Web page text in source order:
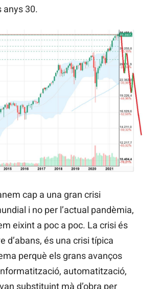
anys 30.
cap a una gran crisi
i no per l’actual pandèmia,
eixint a poc a poc. La crisi és
d’abans, és una crisi típica
perquè els grans avanços
automatització,
substituint mà d’obra per